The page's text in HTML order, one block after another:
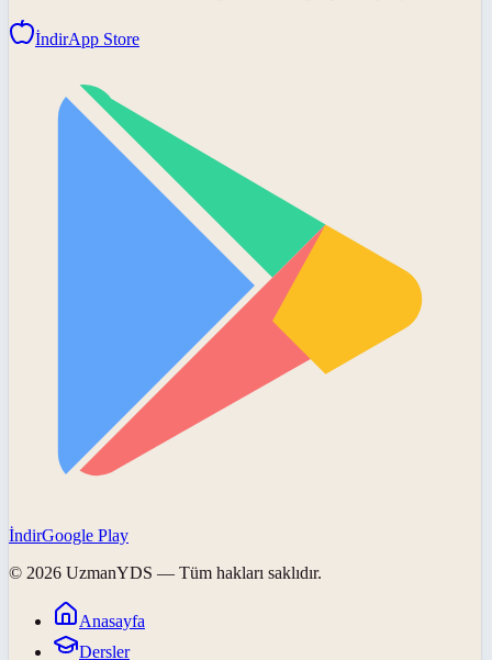
İndirApp Store
İndirGoogle Play
© 2026 UzmanYDS — Tüm hakları saklıdır.
Anasayfa
Dersler